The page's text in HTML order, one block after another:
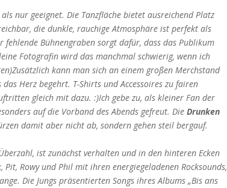
nur geeignet. Die Tanzfläche bietet ausreichend Platz
die dunkle, rauchige Atmosphäre ist perfekt als
Bühnengraben sorgt dafür, dass das Publikum
Fotografin wird das manchmal schwierig, wenn ich
kann man sich an einem großen Merchstand
Herz begehrt. T-Shirts und Accessoires zu fairen
gleich mit dazu. :)Ich gebe zu, als kleiner Fan der
auf die Vorband des Abends gefreut. Die Drunken
damit aber nicht ab, sondern gehen steil bergauf.
ist zunächst verhalten und in den hinteren Ecken
Pit, Rowy und Phil mit ihren energiegeladenen Rocksounds,
Die Jungs präsentierten Songs ihres Albums „Bis ans